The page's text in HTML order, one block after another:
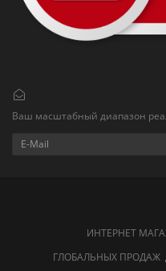
Ваш масштабный диапазон
ИНТЕРНЕТ
ГЛОБАЛЬНЫХ ПРОДАЖ